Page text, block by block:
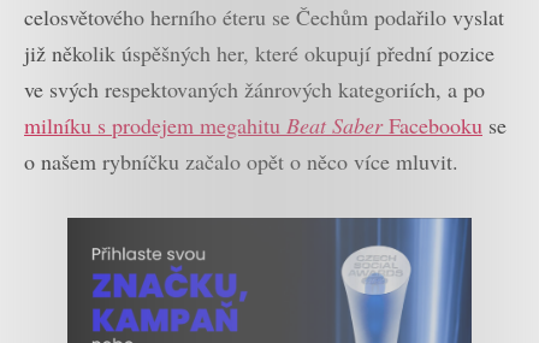
celosvětového herního éteru se Čechům podařilo vyslat
již několik úspěšných her, které okupují přední pozice
ve svých respektovaných žánrových kategoriích, a po
milníku s prodejem megahitu Beat SaberFacebooku se
o našem rybníčku začalo opět o něco více mluvit.